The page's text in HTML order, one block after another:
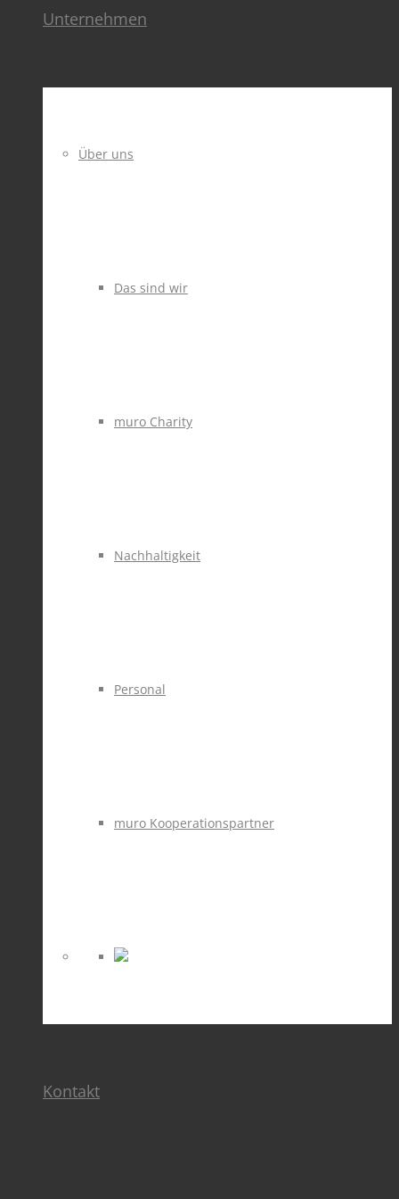
Unternehmen
Über uns
Das sind wir
muro Charity
Nachhaltigkeit
Personal
muro Kooperationspartner
Kontakt